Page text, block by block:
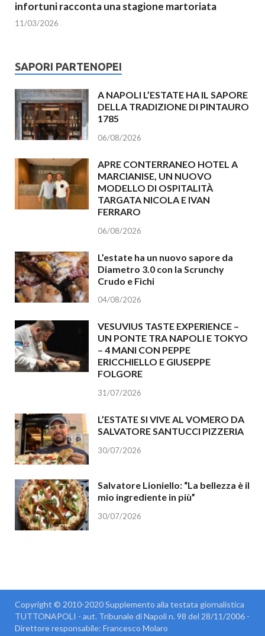
infortuni racconta una stagione martoriata
11/03/2026
SAPORI PARTENOPEI
A NAPOLI L’ESTATE HA IL SAPORE
DELLA TRADIZIONE DI PINTAURO
1785
06/08/2026
APRE CONTERRANEO HOTEL A
MARCIANISE, UN NUOVO
MODELLO DI OSPITALITÀ
TARGATA NICOLA E IVAN
FERRARO
06/08/2026
L’estate ha un nuovo sapore da
Diametro 3.0 con la Scrunchy
Crudo e Fichi
04/08/2026
VESUVIUS TASTE EXPERIENCE –
UN PONTE TRA NAPOLI E TOKYO
– 4 MANI CON PEPPE
ERICCHIELLO E GIUSEPPE
FOLGORE
31/07/2026
L’ESTATE SI VIVE AL VOMERO DA
SALVATORE SANTUCCI PIZZERIA
30/07/2026
Salvatore Lioniello: “La bellezza è il
mio ingrediente in più”
30/07/2026
Copyright © 2010-2020 Supplemento alla testata giornalistica
TUTTONAPOLI - aut. Tribunale di Napoli n. 98 del 28/11/2006 -
Direttore responsabile: Francesco Molaro